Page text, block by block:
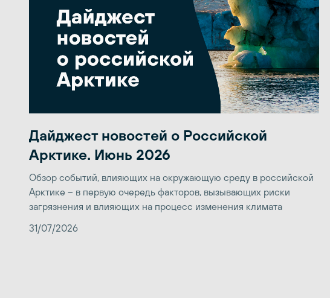
Дайджест новостей о Российской
Арктике. Июнь 2026
Обзор событий, влияющих на окружающую среду в российской
Арктике – в первую очередь факторов, вызывающих риски
загрязнения и влияющих на процесс изменения климата
31/07/2026